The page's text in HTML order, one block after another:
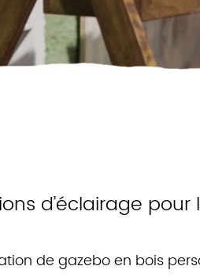
d’éclairage pour
de gazebo en bois